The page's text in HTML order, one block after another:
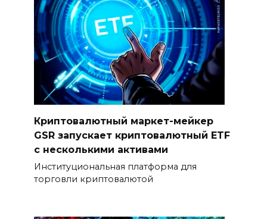
Криптовалютный маркет-мейкер
GSR запускает криптовалютный ETF
с несколькими активами
Институциональная платформа для
торговли криптовалютой